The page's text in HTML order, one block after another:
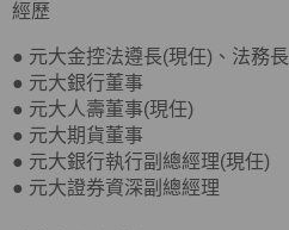
經歷
● 元大金控法遵長(現任)、法務長
● 元大銀行董事
● 元大人壽董事(現任)
● 元大期貨董事
● 元大銀行執行副總經理(現任)
● 元大證券資深副總經理